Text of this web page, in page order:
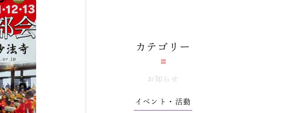
カテゴリー
お知らせ
イベント・活動